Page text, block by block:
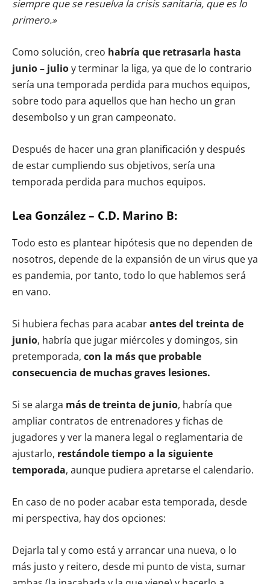
siempre que se resuelva la crisis sanitaria, que es lo
primero.»
Como solución, creo habría que retrasarla hasta
junio – julioy terminar la liga, ya que de lo contrario
sería una temporada perdida para muchos equipos,
sobre todo para aquellos que han hecho un gran
desembolso y un gran campeonato.
Después de hacer una gran planificación y después
de estar cumpliendo sus objetivos, sería una
temporada perdida para muchos equipos.
Lea González – C.D. Marino B:
Todo esto es plantear hipótesis que no dependen de
nosotros, depende de la expansión de un virus que ya
es pandemia, por tanto, todo lo que hablemos será
en vano.
Si hubiera fechas para acabarantes del treinta de
junio, habría que jugar miércoles y domingos, sin
pretemporada, con la más que probable
consecuencia de muchas graves lesiones.
Si se alarga más de treinta de junio, habría que
ampliar contratos de entrenadores y fichas de
jugadores y ver la manera legal o reglamentaria de
ajustarlo, restándole tiempo a la siguiente
temporada, aunque pudiera apretarse el calendario.
En caso de no poder acabar esta temporada, desde
mi perspectiva, hay dos opciones:
Dejarla tal y como está y arrancar una nueva, o lo
más justo y reitero, desde mi punto de vista, sumar